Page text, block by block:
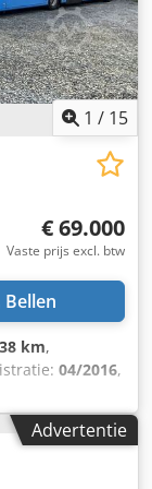
1 / 15
€ 69.000
Vaste prijs excl. btw
Bellen
km,
04/2016,
Euro 6, kleur:
mm, totale
Advertentie